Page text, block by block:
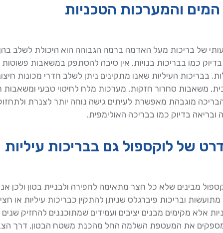
המים והמערכות הטכניות
של בריכות מעל האדמה ברמה הגבוהה הוא היכולת לשלב בהן
כמו בבריכות בנויות. אין סיבה להסתפק במשאבות
בבריכות העיליות שאנו מתקינים ניתן לשלב חדרי מכונות
משאבות סחרור חזקות, מערכות מלח לחיטוי טבעי
מוגבהת מאפשרת לעיתים גישה נוחה יותר לצנרת
ובריאה בדיוק כמו בבריכה האולימפית.
של לוקספול גם בבריכות עיליות
מבינים שלא כל חצר מתאימה לחפירה ולבניית בטון ולכן
ובריכות פיברגלס שניתן להתקין כבריכות עיליות או
אלא מקימים מבנים יציבים ועמידים שמתוכננים להחזיק
את המעטפת השלמה החל מהכנת משטח הבטון, דרך